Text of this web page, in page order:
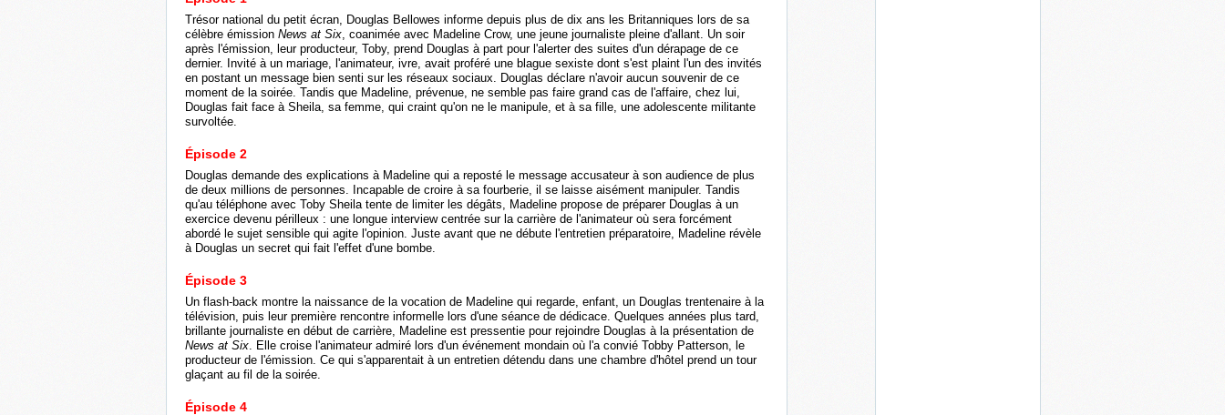
Trésor national du petit écran, Douglas Bellowes informe depuis plus de dix ans les Britanniques lors de sa
célèbre émission News at Six, coanimée avec Madeline Crow, une jeune journaliste pleine d'allant. Un soir
après l'émission, leur producteur, Toby, prend Douglas à part pour l'alerter des suites d'un dérapage de ce
dernier. Invité à un mariage, l'animateur, ivre, avait proféré une blague sexiste dont s'est plaint l'un des invités
en postant un message bien senti sur les réseaux sociaux. Douglas déclare n'avoir aucun souvenir de ce
moment de la soirée. Tandis que Madeline, prévenue, ne semble pas faire grand cas de l'affaire, chez lui,
Douglas fait face à Sheila, sa femme, qui craint qu'on ne le manipule, et à sa fille, une adolescente militante
survoltée.
Épisode 2
Douglas demande des explications à Madeline qui a reposté le message accusateur à son audience de plus
de deux millions de personnes. Incapable de croire à sa fourberie, il se laisse aisément manipuler. Tandis
qu'au téléphone avec Toby Sheila tente de limiter les dégâts, Madeline propose de préparer Douglas à un
exercice devenu périlleux : une longue interview centrée sur la carrière de l'animateur où sera forcément
abordé le sujet sensible qui agite l'opinion. Juste avant que ne débute l'entretien préparatoire, Madeline révèle
à Douglas un secret qui fait l'effet d'une bombe.
Épisode 3
Un flash-back montre la naissance de la vocation de Madeline qui regarde, enfant, un Douglas trentenaire à la
télévision, puis leur première rencontre informelle lors d'une séance de dédicace. Quelques années plus tard,
brillante journaliste en début de carrière, Madeline est pressentie pour rejoindre Douglas à la présentation de
News at Six. Elle croise l'animateur admiré lors d'un événement mondain où l'a convié Tobby Patterson, le
producteur de l'émission. Ce qui s'apparentait à un entretien détendu dans une chambre d'hôtel prend un tour
glaçant au fil de la soirée.
Épisode 4